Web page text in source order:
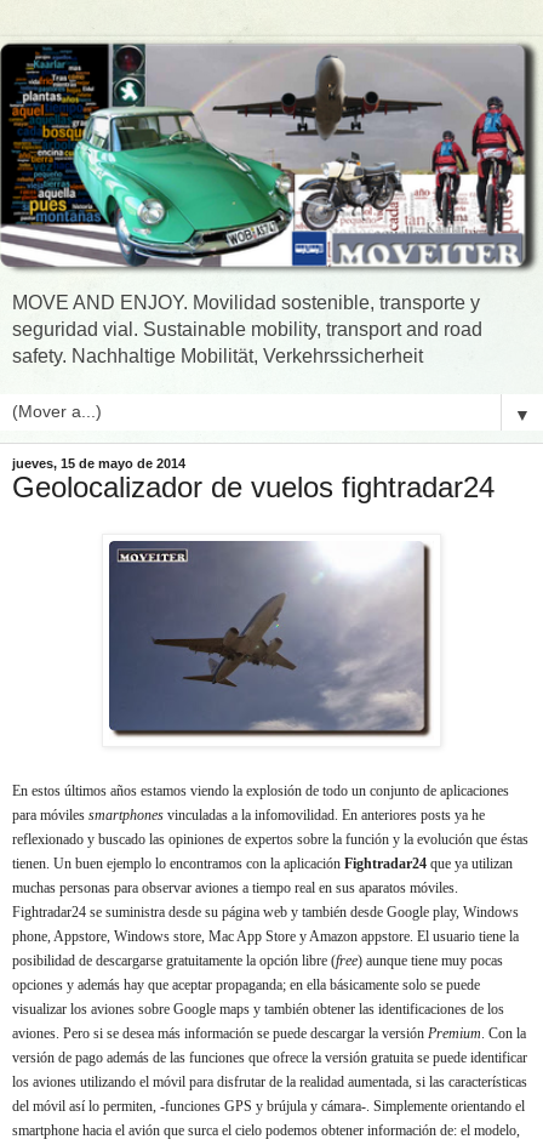
MOVE AND ENJOY. Movilidad sostenible, transporte y
seguridad vial. Sustainable mobility, transport and road
safety. Nachhaltige Mobilität, Verkehrssicherheit
▼
jueves, 15 de mayo de 2014
Geolocalizador de vuelos fightradar24
En estos últimos años estamos viendo la explosión de todo un conjunto de aplicaciones
para móviles smartphones vinculadas a la infomovilidad. En anteriores posts ya he
reflexionado y buscado las opiniones de expertos sobre la función y la evolución que éstas
tienen. Un buen ejemplo lo encontramos con la aplicación Fightradar24 que ya utilizan
muchas personas para observar aviones a tiempo real en sus aparatos móviles.
Fightradar24 se suministra desde su página web y también desde Google play, Windows
phone, Appstore, Windows store, Mac App Store y Amazon appstore. El usuario tiene la
posibilidad de descargarse gratuitamente la opción libre (free) aunque tiene muy pocas
opciones y además hay que aceptar propaganda; en ella básicamente solo se puede
visualizar los aviones sobre Google maps y también obtener las identificaciones de los
aviones. Pero si se desea más información se puede descargar la versión Premium. Con la
versión de pago además de las funciones que ofrece la versión gratuita se puede identificar
los aviones utilizando el móvil para disfrutar de la realidad aumentada, si las características
del móvil así lo permiten, -funciones GPS y brújula y cámara-. Simplemente orientando el
smartphone hacia el avión que surca el cielo podemos obtener información de: el modelo,